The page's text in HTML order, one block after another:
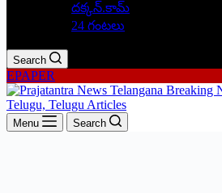
దక్కన్.కామ్
24 గంటలు
Search
EPAPER
Menu Search